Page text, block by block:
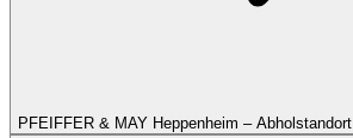
PFEIFFER & MAY Heppenheim – Abholstandort